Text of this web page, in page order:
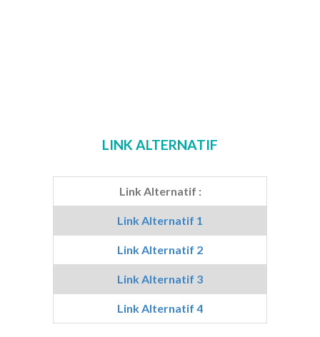
LINK ALTERNATIF
Link Alternatif :
Link Alternatif 1
Link Alternatif 2
Link Alternatif 3
Link Alternatif 4